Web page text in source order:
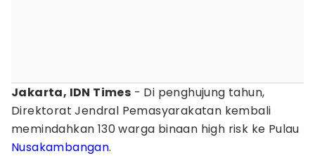
Jakarta, IDN Times - Di penghujung tahun,
Direktorat Jendral Pemasyarakatan kembali
memindahkan 130 warga binaan high risk ke Pulau
Nusakambangan.